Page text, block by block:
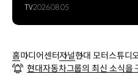
TV2026.08.05
홈미디어센터저널현대 모터스튜디
현대자동차그룹의 최신 소식을